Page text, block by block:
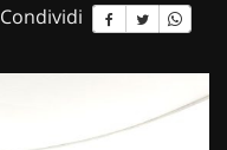
Condividi